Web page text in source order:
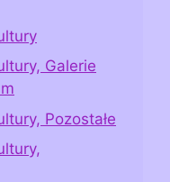
Galerie
Pozostałe